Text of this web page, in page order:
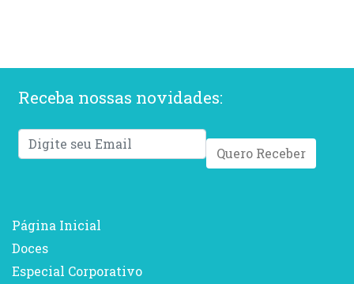
Receba nossas novidades:
Quero Receber
Página Inicial
Doces
Especial Corporativo